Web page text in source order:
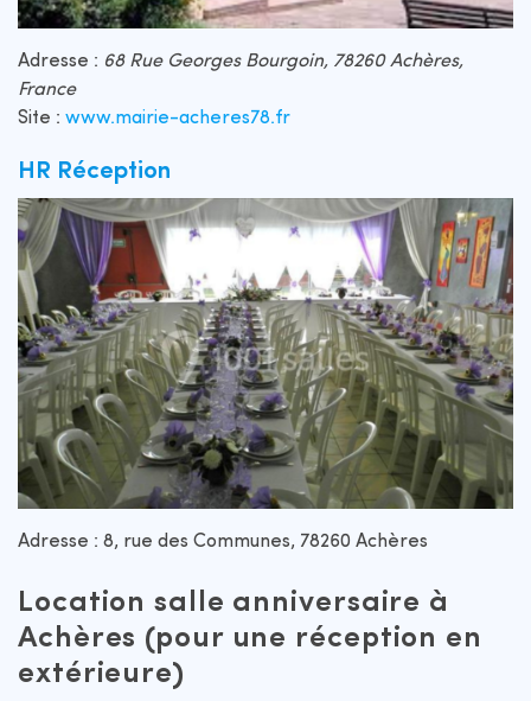
Adresse : 68 Rue Georges Bourgoin, 78260 Achères,
France
Site : www.mairie-acheres78.fr
HR Réception
Adresse : 8, rue des Communes, 78260 Achères
Location salle anniversaire à
Achères (pour une réception en
extérieure)